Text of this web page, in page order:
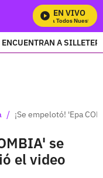
EN VIVO
Mira Todos Nuestros
ENCUENTRAN A
/ ¡Se empelotó! 'Epa
se
el video